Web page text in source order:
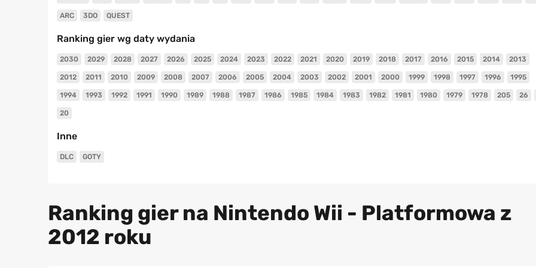
ARC 3DO QUEST
Ranking gier wg daty wydania
2030 2029 2028 2027 2026 2025 2024 2023 2022 2021 2020 2019 2018 2017 2016 2015 2014 2013
2012 2011 2010 2009 2008 2007 2006 2005 2004 2003 2002 2001 2000 1999 1998 1997 1996 1995
1994 1993 1992 1991 1990 1989 1988 1987 1986 1985 1984 1983 1982 1981 1980 1979 1978 205 26
20
Inne
DLC GOTY
Ranking gier na Nintendo Wii - Platformowa z
2012 roku